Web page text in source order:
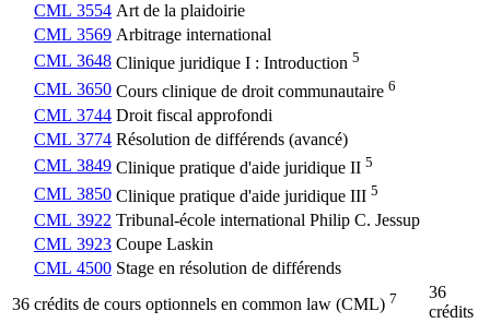
CML 3554 Art de la plaidoirie
CML 3569 Arbitrage international
CML 3648 Clinique juridique I : Introduction 5
CML 3650 Cours clinique de droit communautaire 6
CML 3744 Droit fiscal approfondi
CML 3774 Résolution de différends (avancé)
CML 3849 Clinique pratique d'aide juridique II 5
CML 3850 Clinique pratique d'aide juridique III 5
CML 3922 Tribunal-école international Philip C. Jessup
CML 3923 Coupe Laskin
CML 4500 Stage en résolution de différends
36 crédits de cours optionnels en common law (CML) 7
36
crédits